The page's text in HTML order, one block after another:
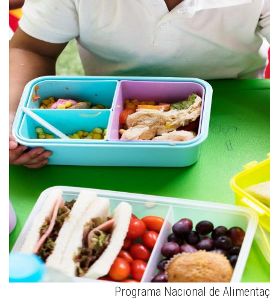
Programa Nacional de